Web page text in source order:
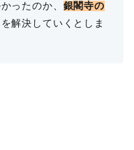
ったのか、 銀閣寺の
解決していくとしま